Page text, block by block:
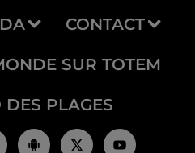
CONTACT
SUR TOTEM
DES PLAGES